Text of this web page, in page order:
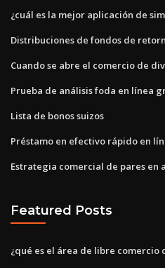
¿cuál es la mejor aplicación de
Distribuciones de fondos de
Cuando se abre el comercio de
Prueba de análisis foda en línea
Lista de bonos suizos
Préstamo en efectivo rápido en
Estrategia comercial de pares en
Featured Posts
¿qué es el área de libre comercio